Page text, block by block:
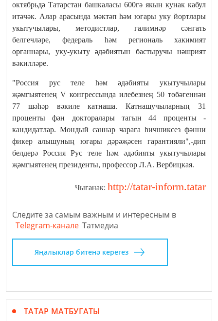
октябрьдә Татарстан башкаласы 600гә якын кунак кабул
итәчәк. Алар арасында мәктәп һәм югары уку йортлары
укытучылары, методистлар, галимнәр сәнгать
белгечләре, федераль һәм региональ хакимият
органнары, уку-укыту әдәбиятын бастыручы нәшрият
вәкилләре.
"Россия рус теле һәм әдәбияты укытучылары
җәмгыятенең V конгрессында илебезнең 50 төбәгеннән
77 шәһәр вәкиле катнаша. Катнашучыларның 31
проценты фән докторалары тагын 44 проценты -
кандидатлар. Мондый саннар чарага һичшиксез фәнни
фикер алышуның югары дәрәҗәсен гарантияли",-дип
белдерә Россия Рус теле һәм әдәбияты укытучылары
җәмгыятенең президенты, профессор Л.А. Вербицкая.
Чыганак: http://tatar-inform.tatar
Следите за самым важным и интересным в
Telegram-канале Татмедиа
Яңалыклар битенә керегез
ТАТАР МАТБУГАТЫ